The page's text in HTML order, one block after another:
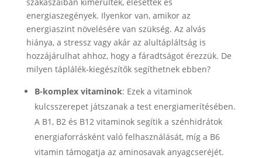
energiaszegények. Ilyenkor van, amikor az
energiaszint növelésére van szükség. Az alvás
hiánya, a stressz vagy akár az alultápláltság is
hozzájárulhat ahhoz, hogy a fáradtságot érezzük. De
milyen táplálék-kiegészítők segíthetnek ebben?
B-komplex vitaminok: Ezek a vitaminok
kulcsszerepet játszanak a test energiamerítésében.
A B1, B2 és B12 vitaminok segítik a szénhidrátok
energiaforrásként való felhasználását, míg a B6
vitamin támogatja az aminosavak anyagcseréjét.